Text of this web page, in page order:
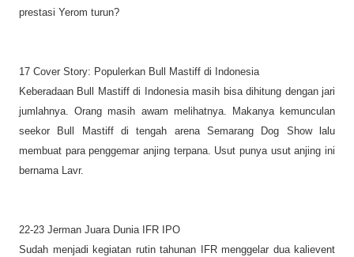
prestasi Yerom turun?
17 Cover Story: Populerkan Bull Mastiff di Indonesia
Keberadaan Bull Mastiff di Indonesia masih bisa dihitung dengan jari
jumlahnya. Orang masih awam melihatnya. Makanya kemunculan
seekor Bull Mastiff di tengah arena Semarang Dog Show lalu
membuat para penggemar anjing terpana. Usut punya usut anjing ini
bernama Lavr.
22-23 Jerman Juara Dunia IFR IPO
Sudah menjadi kegiatan rutin tahunan IFR menggelar dua kalievent